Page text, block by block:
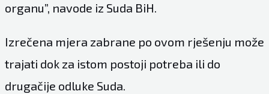
organu”, navode iz Suda BiH.
Izrečena mjera zabrane po ovom rješenju može
trajati dok za istom postoji potreba ili do
drugačije odluke Suda.